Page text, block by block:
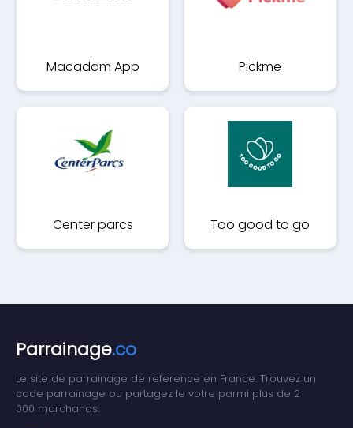
Macadam App Pickme
Center parcs Too good to go
Parrainage.co
Le site de parrainage de reference en France. Trouvez un
code parrainage ou partagez le votre parmi plus de 2
000 marchands.